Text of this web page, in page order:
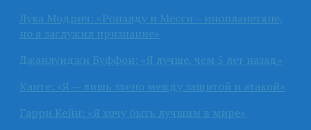
Лука Модрич: «Роналду и Месси – инопланетяне,
но я заслужил признание»
Джанлуиджи Буффон: «Я лучше, чем 5 лет назад»
Канте: «Я — лишь звено между защитой и атакой»
Гарри Кейн: «Я хочу быть лучшим в мире»